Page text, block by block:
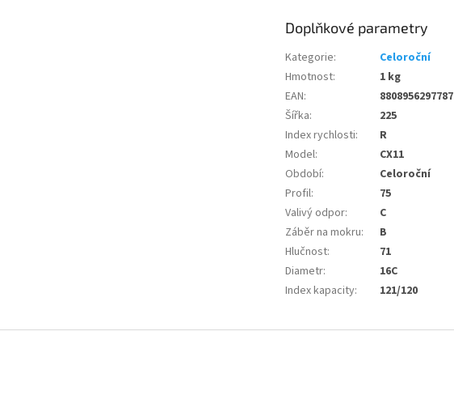
Doplňkové parametry
Kategorie:
Celoroční
Hmotnost:
1 kg
EAN:
8808956297787
Šířka:
225
Index rychlosti:
R
Model:
CX11
Období:
Celoroční
Profil:
75
Valivý odpor:
C
Záběr na mokru:
B
Hlučnost:
71
Diametr:
16C
Index kapacity: 121/120